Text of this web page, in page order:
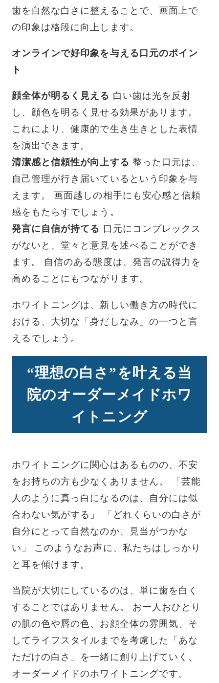
歯を自然な白さに整えることで、画面上で
の印象は格段に向上します。
オンラインで好印象を与える口元のポイン
ト
顔全体が明るく見える 白い歯は光を反射
し、顔色を明るく見せる効果があります。
これにより、健康的で生き生きとした表情
を演出できます。
清潔感と信頼性が向上する 整った口元は、
自己管理が行き届いているという印象を与
えます。 画面越しの相手にも安心感と信頼
感をもたらすでしょう。
発言に自信が持てる 口元にコンプレックス
がないと、堂々と意見を述べることができ
ます。 自信のある態度は、発言の説得力を
高めることにもつながります。
ホワイトニングは、新しい働き方の時代に
おける、大切な「身だしなみ」の一つと言
えるでしょう。
“理想の白さ”を叶える当
院のオーダーメイドホワ
イトニング
ホワイトニングに関心はあるものの、不安
をお持ちの方も少なくありません。 「芸能
人のように真っ白になるのは、自分には似
合わない気がする」 「どれくらいの白さが
自分にとって自然なのか、見当がつかな
い」 このようなお声に、私たちはしっかり
と耳を傾けます。
当院が大切にしているのは、単に歯を白く
することではありません。 お一人おひとり
の肌の色や唇の色、お顔全体の雰囲気、そ
してライフスタイルまでを考慮した「あな
ただけの白さ」を一緒に創り上げていく、
オーダーメイドのホワイトニングです。